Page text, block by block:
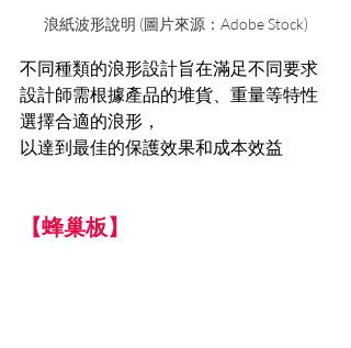
浪紙波形說明 (圖片來源：Adobe Stock)
不同種類的浪形設計旨在滿足不同要求
設計師需根據產品的堆貨、重量等特性
選擇合適的浪形，
以達到最佳的保護效果和成本效益
【蜂巢板】